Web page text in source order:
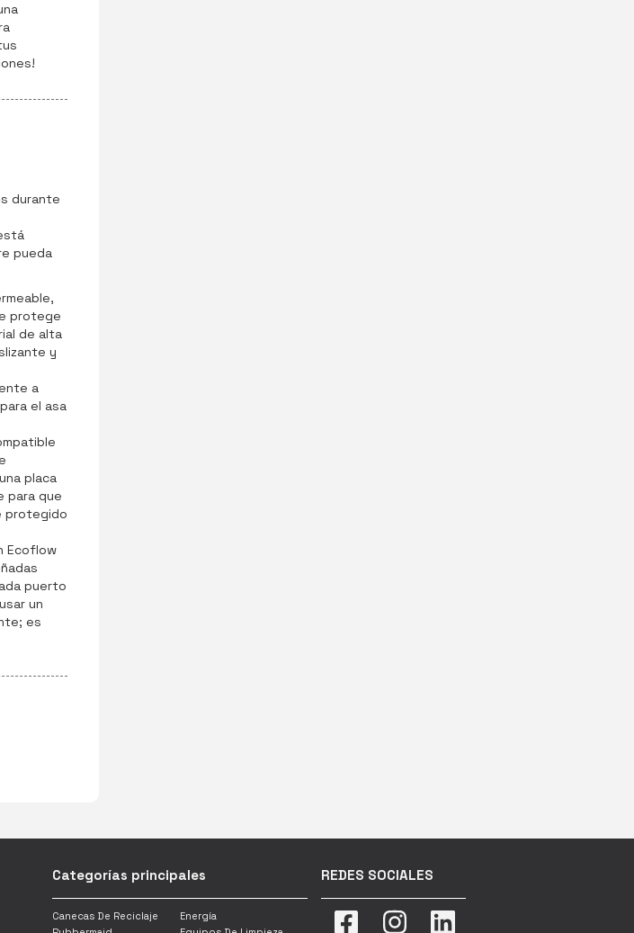
durante
pueda
protege
de alta
y
a
el asa
placa
para que
protegido
Ecoflow
puerto
un
es
Categorías principales
Canecas De Reciclaje
Energía
REDES SOCIALES